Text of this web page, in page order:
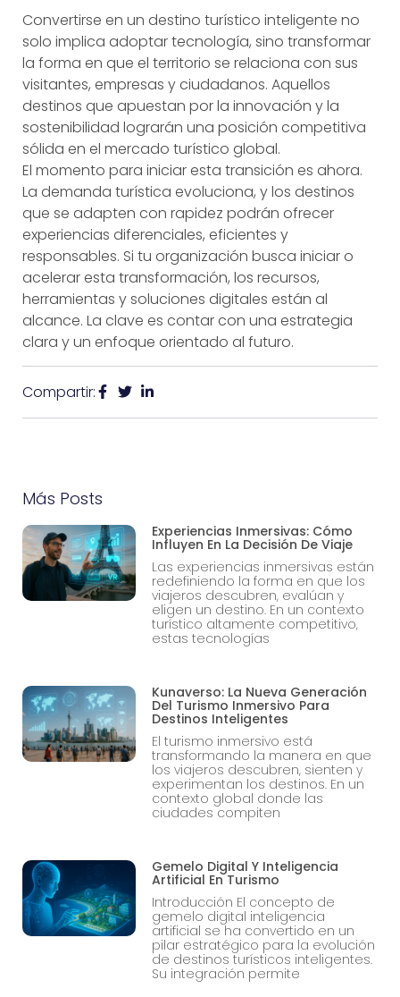
Convertirse en un destino turístico inteligente no
solo implica adoptar tecnología, sino transformar
la forma en que el territorio se relaciona con sus
visitantes, empresas y ciudadanos. Aquellos
destinos que apuestan por la innovación y la
sostenibilidad lograrán una posición competitiva
sólida en el mercado turístico global.
El momento para iniciar esta transición es ahora.
La demanda turística evoluciona, y los destinos
que se adapten con rapidez podrán ofrecer
experiencias diferenciales, eficientes y
responsables. Si tu organización busca iniciar o
acelerar esta transformación, los recursos,
herramientas y soluciones digitales están al
alcance. La clave es contar con una estrategia
clara y un enfoque orientado al futuro.
Compartir:
Más Posts
Experiencias Inmersivas: Cómo
Influyen En La Decisión De Viaje
Las experiencias inmersivas están
redefiniendo la forma en que los
viajeros descubren, evalúan y
eligen un destino. En un contexto
turístico altamente competitivo,
estas tecnologías
Kunaverso: La Nueva Generación
Del Turismo Inmersivo Para
Destinos Inteligentes
El turismo inmersivo está
transformando la manera en que
los viajeros descubren, sienten y
experimentan los destinos. En un
contexto global donde las
ciudades compiten
Gemelo Digital Y Inteligencia
Artificial En Turismo
Introducción El concepto de
gemelo digital inteligencia
artificial se ha convertido en un
pilar estratégico para la evolución
de destinos turísticos inteligentes.
Su integración permite